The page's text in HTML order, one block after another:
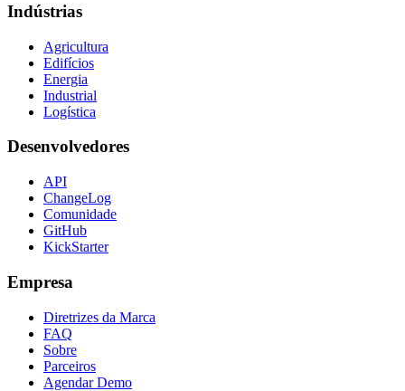
Indústrias
Agricultura
Edifícios
Energia
Industrial
Logística
Desenvolvedores
API
ChangeLog
Comunidade
GitHub
KickStarter
Empresa
Diretrizes da Marca
FAQ
Sobre
Parceiros
Agendar Demo